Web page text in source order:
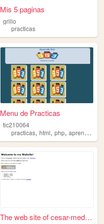
Mis 5 paginas
grillo
practicas
Menu de Practicas
tic210064
practicas,html,php,aprendiendo
The web site of cesar-medrano